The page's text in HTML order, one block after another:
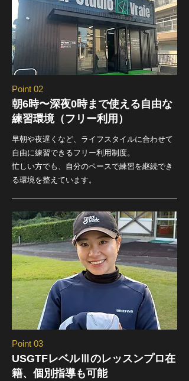
Point 02
朝6時〜深夜0時まで使える自由な
練習環境（フリー利用）
早朝や夜遅くなど、ライフスタイルに合わせて
自由に練習できるフリー利用制度。
忙しい方でも、自分のペースで練習を継続でき
る環境を整えています。
Point 03
USGTFレベルⅢのレッスンプロ在
籍、個別指導も可能